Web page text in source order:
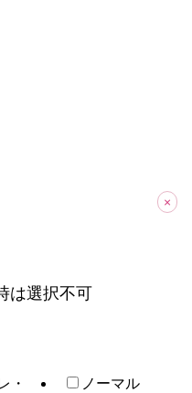
×
は選択不可
・
ノーマル